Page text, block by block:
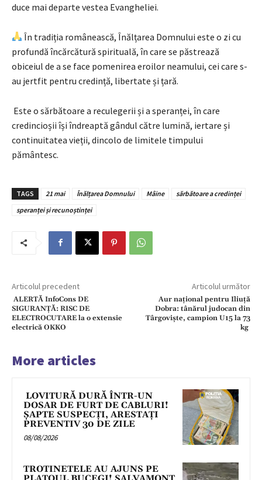
duce mai departe vestea Evangheliei.
În tradiția românească, Înălțarea Domnului este o zi cu
profundă încărcătură spirituală, în care se păstrează
obiceiul de a se face pomenirea eroilor neamului, cei care s-
au jertfit pentru credință, libertate și țară.
Este o sărbătoare a reculegerii și a speranței, în care
credincioșii își îndreaptă gândul către lumină, iertare și
continuitatea vieții, dincolo de limitele timpului
pământesc.
TAGS 21 mai Înălțarea Domnului Mâine
sărbătoare a credinței
speranței și recunoștinței
Articolul precedent
ALERTĂ InfoCons DE
SIGURANȚĂ: RISC DE
ELECTROCUTARE la o extensie
electrică OKKO
Articolul următor
Aur național pentru Iliuță
Dobra: tânărul judocan din
Târgoviște, campion U15 la 73
kg
More articles
LOVITURĂ DURĂ ÎNTR-UN
DOSAR DE FURT DE CABLURI!
ȘAPTE SUSPECȚI, ARESTAȚI
PREVENTIV 30 DE ZILE
08/08/2026
TROTINETELE AU AJUNS PE